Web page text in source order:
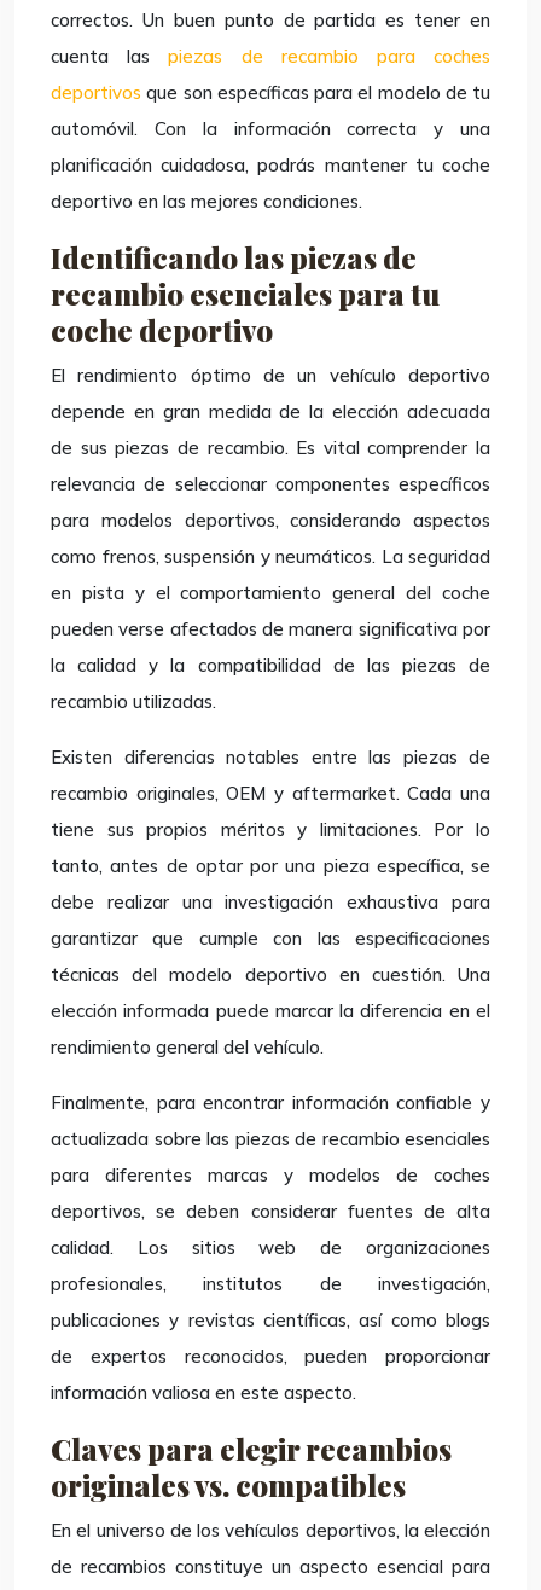
correctos. Un buen punto de partida es tener en
cuenta laspiezas de recambio para coches
deportivos que son específicas para el modelo de tu
automóvil. Con la información correcta y una
planificación cuidadosa, podrás mantener tu coche
deportivo en las mejores condiciones.
Identificando las piezas de
recambio esenciales para tu
coche deportivo
El rendimiento óptimo de un vehículo deportivo
depende en gran medida de la elección adecuada
de sus piezas de recambio. Es vital comprender la
relevancia de seleccionar componentes específicos
para modelos deportivos, considerando aspectos
como frenos, suspensión y neumáticos. La seguridad
en pista y el comportamiento general del coche
pueden verse afectados de manera significativa por
la calidad y la compatibilidad de las piezas de
recambio utilizadas.
Existen diferencias notables entre las piezas de
recambio originales, OEM y aftermarket. Cada una
tiene sus propios méritos y limitaciones. Por lo
tanto, antes de optar por una pieza específica, se
debe realizar una investigación exhaustiva para
garantizar que cumple con las especificaciones
técnicas del modelo deportivo en cuestión. Una
elección informada puede marcar la diferencia en el
rendimiento general del vehículo.
Finalmente, para encontrar información confiable y
actualizada sobre las piezas de recambio esenciales
para diferentes marcas y modelos de coches
deportivos, se deben considerar fuentes de alta
calidad. Los sitios web de organizaciones
profesionales, institutos de investigación,
publicaciones y revistas científicas, así como blogs
de expertos reconocidos, pueden proporcionar
información valiosa en este aspecto.
Claves para elegir recambios
originales vs. compatibles
En el universo de los vehículos deportivos, la elección
de recambios constituye un aspecto esencial para